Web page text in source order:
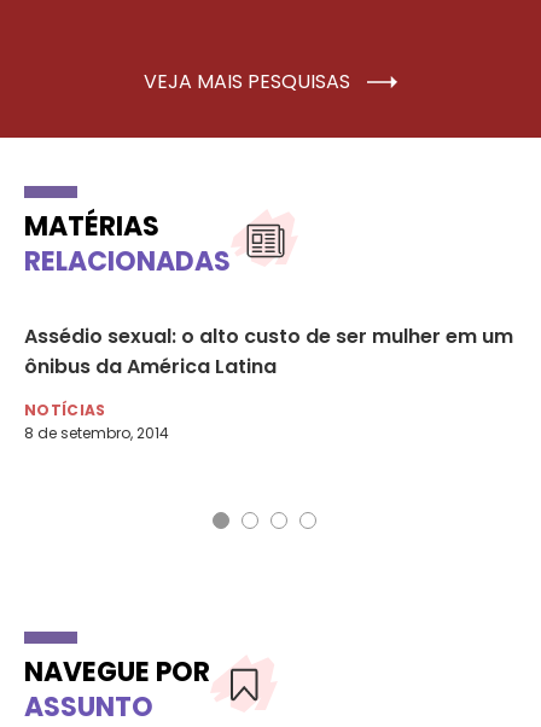
VEJA MAIS PESQUISAS
MATÉRIAS
RELACIONADAS
Assédio sexual: o alto custo de ser mulher em um
ônibus da América Latina
NOTÍCIAS
8 de setembro, 2014
NAVEGUE POR
ASSUNTO